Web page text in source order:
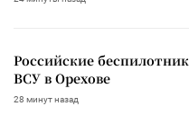
Российские
ВСУ в Орехове
28 минут назад